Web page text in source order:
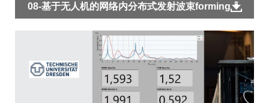
08-基于无人机的网络内分布式发射波束forming